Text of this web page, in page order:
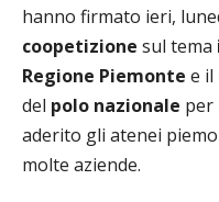
hanno firmato ieri,
coopetizione sul tema
Regione Piemonte e il
del polo nazionale per
aderito gli atenei
molte aziende.